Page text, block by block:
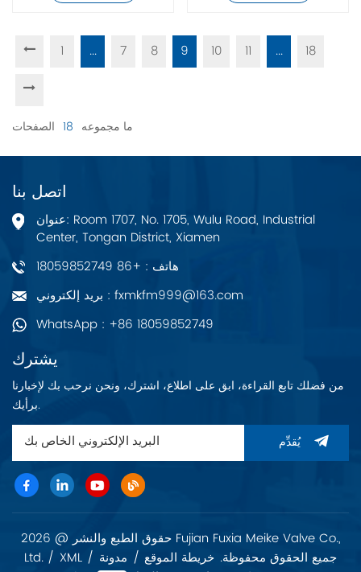
1 ... 7 8 9 10 11 ... 18
ما مجموعه 18 الصفحات
اتصل بنا
عنوان: Room 1707, No. 1705, Wulu Road, Industrial
Center, Tongan District, Xiamen
هاتف : +86 18059852749
بريد إلكتروني : fxmkfm999@163.com
WhatsApp : +86 18059852749
يشترك
من فضلك تابع القراءة، ابق على اطلاع، اشترك، ونحن نرحب بك لإخبارنا
برأيك.
يُقدِّم
حقوق الطبع والنشر @ 2026 Fujian Fuxia Meike Valve Co.,
Ltd. جميع الحقوق محفوظة. خريطة الموقع / مدونة /
XML
/